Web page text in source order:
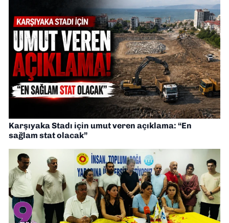
Karşıyaka Stadı için umut veren açıklama: “En
sağlam stat olacak”